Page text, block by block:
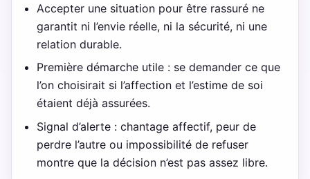
Accepter une situation pour être rassuré ne
garantit ni l’envie réelle, ni la sécurité, ni une
relation durable.
Première démarche utile : se demander ce que
l’on choisirait si l’affection et l’estime de soi
étaient déjà assurées.
Signal d’alerte : chantage affectif, peur de
perdre l’autre ou impossibilité de refuser
montre que la décision n’est pas assez libre.